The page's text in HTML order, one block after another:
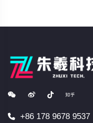
+86 178 9678 9537